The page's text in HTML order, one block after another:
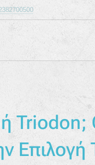
Triodon;
Επιλογή